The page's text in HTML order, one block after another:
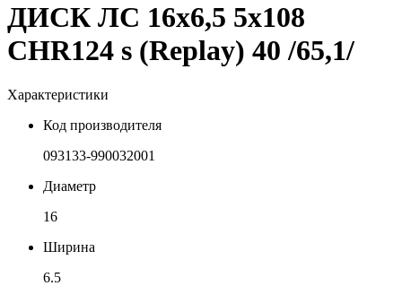
ДИСК ЛС 16x6,5 5x108
CHR124 s (Replay) 40 /65,1/
Характеристики
Код производителя
093133-990032001
Диаметр
16
Ширина
6.5